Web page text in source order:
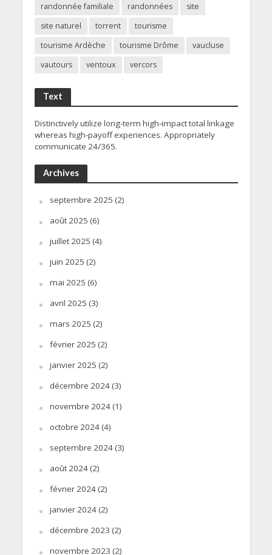
randonnée familiale
randonnées
site
site naturel
torrent
tourisme
tourisme Ardèche
tourisme Drôme
vaucluse
vautours
ventoux vercors
Text
Distinctively utilize long-term high-impact total linkage
whereas high-payoff experiences. Appropriately
communicate 24/365.
Archives
septembre 2025 (2)
août 2025 (6)
juillet 2025 (4)
juin 2025 (2)
mai 2025 (6)
avril 2025 (3)
mars 2025 (2)
février 2025 (2)
janvier 2025 (2)
décembre 2024(3)
novembre 2024(1)
octobre 2024(4)
septembre 2024(3)
août 2024(2)
février 2024(2)
janvier 2024(2)
décembre 2023 (2)
novembre 2023 (2)